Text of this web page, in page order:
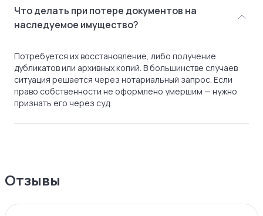
Что делать при потере документов на
наследуемое имущество?
Потребуется их восстановление, либо получение
дубликатов или архивных копий. В большинстве случаев
ситуация решается через нотариальный запрос. Если
право собственности не оформлено умершим — нужно
признать его через суд.
Отзывы